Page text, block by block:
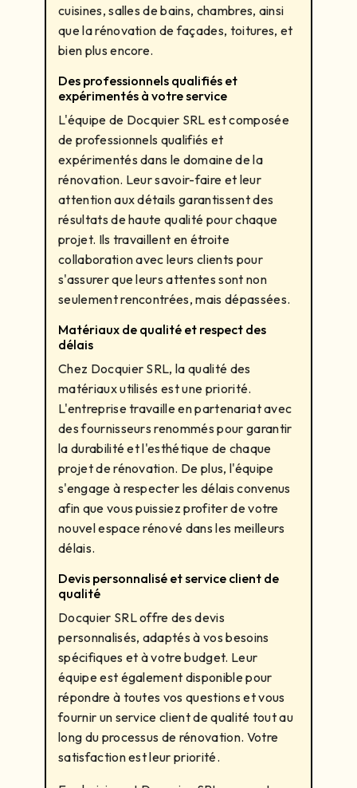
cuisines, salles de bains, chambres, ainsi
que la rénovation de façades, toitures, et
bien plus encore.
Des professionnels qualifiés et
expérimentés à votre service
L'équipe de Docquier SRL est composée
de professionnels qualifiés et
expérimentés dans le domaine de la
rénovation. Leur savoir-faire et leur
attention aux détails garantissent des
résultats de haute qualité pour chaque
projet. Ils travaillent en étroite
collaboration avec leurs clients pour
s'assurer que leurs attentes sont non
seulement rencontrées, mais dépassées.
Matériaux de qualité et respect des
délais
Chez Docquier SRL, la qualité des
matériaux utilisés est une priorité.
L'entreprise travaille en partenariat avec
des fournisseurs renommés pour garantir
la durabilité et l'esthétique de chaque
projet de rénovation. De plus, l'équipe
s'engage à respecter les délais convenus
afin que vous puissiez profiter de votre
nouvel espace rénové dans les meilleurs
délais.
Devis personnalisé et service client de
qualité
Docquier SRL offre des devis
personnalisés, adaptés à vos besoins
spécifiques et à votre budget. Leur
équipe est également disponible pour
répondre à toutes vos questions et vous
fournir un service client de qualité tout au
long du processus de rénovation. Votre
satisfaction est leur priorité.